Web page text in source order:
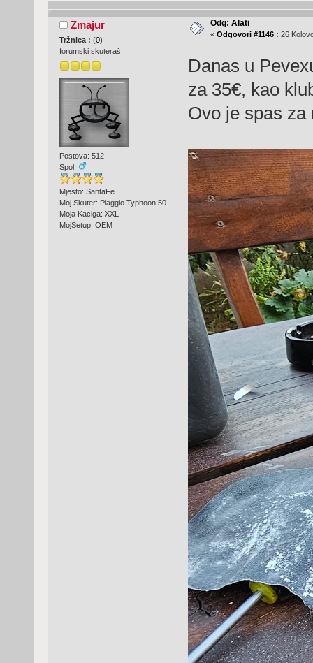
Zmajur
Tržnica : (0)
forumski skuteraš
Postova: 512
Spol:
Mjesto: SantaFe
Moj Skuter: Piaggio Typhoon 50
Moja Kaciga: XXL
MojSetup: OEM
Odg: Alati
« Odgovori #1146 : 26
Danas u
za 35€, kao
Ovo je spas